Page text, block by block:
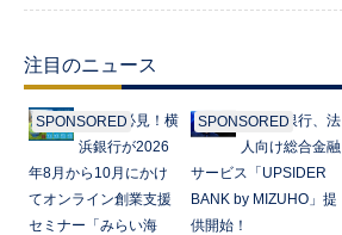
注目のニュース
SPONSORED起業家必見！横
浜銀行が2026
年8月から10月にかけ
てオンライン創業支援
セミナー「みらい海
SPONSOREDみずほ銀行、法
人向け総合金融
サービス「UPSIDER
BANK by MIZUHO」提
供開始！